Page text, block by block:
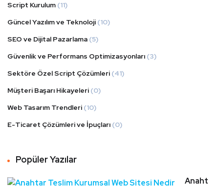
Script Kurulum (11)
Güncel Yazılım ve Teknoloji (10)
SEO ve Dijital Pazarlama (5)
Güvenlik ve Performans Optimizasyonları (3)
Sektöre Özel Script Çözümleri (41)
Müşteri Başarı Hikayeleri (0)
Web Tasarım Trendleri (10)
E-Ticaret Çözümleri ve İpuçları (0)
Popüler Yazılar
Anaht